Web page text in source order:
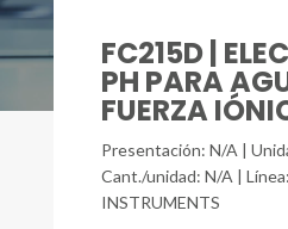
FC215D |
PH PARA
FUERZA
Presentación: N/A |
Cant./unidad: N/A |
INSTRUMENTS